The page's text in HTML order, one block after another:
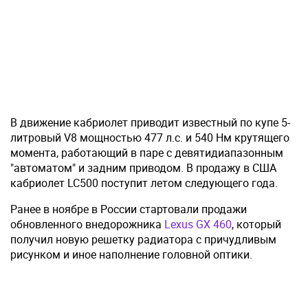
В движение кабриолет приводит известный по купе 5-
литровый V8 мощностью 477 л.с. и 540 Нм крутящего
момента, работающий в паре с девятидиапазонным
"автоматом" и задним приводом. В продажу в США
кабриолет LC500 поступит летом следующего года.
Ранее в ноябре в России стартовали продажи
обновленного внедорожника Lexus GX 460, который
получил новую решетку радиатора с причудливым
рисунком и иное наполнение головной оптики.